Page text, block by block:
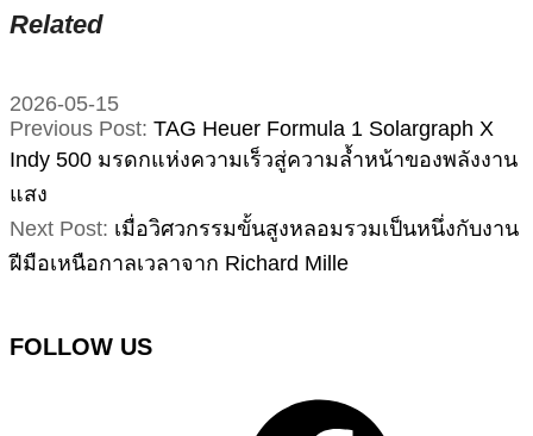
Related
2026-05-15
Previous Post: TAG Heuer Formula 1 Solargraph X
Indy 500 มรดกแห่งความเร็วสู่ความล้ำหน้าของพลังงาน
แสง
Next Post: เมื่อวิศวกรรมขั้นสูงหลอมรวมเป็นหนึ่งกับงาน
ฝีมือเหนือกาลเวลาจาก Richard Mille
FOLLOW US